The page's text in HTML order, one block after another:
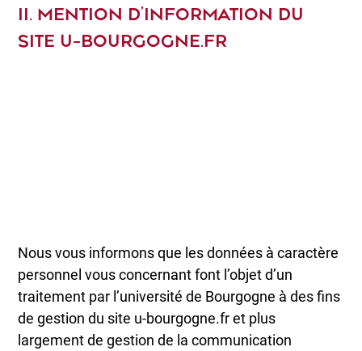
II. MENTION D’INFORMATION DU
SITE U-BOURGOGNE.FR
Nous vous informons que les données à caractère
personnel vous concernant font l’objet d’un
traitement par l’université de Bourgogne à des fins
de gestion du site u-bourgogne.fr et plus
largement de gestion de la communication